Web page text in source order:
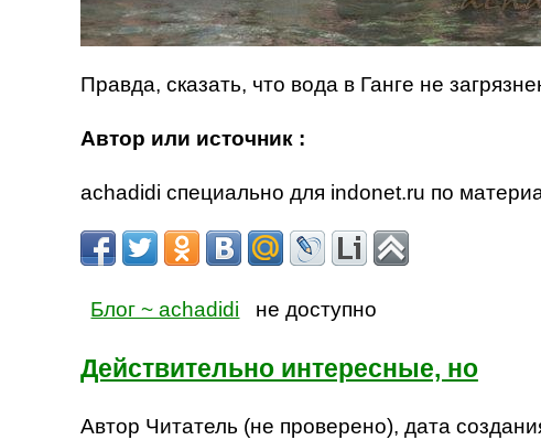
Правда, сказать, что вода в Ганге не
Автор или источник :
achadidi специально для indonet.ru по
Блог ~ achadidi не доступно
Действительно интересные, но
Автор Читатель (не проверено), дата